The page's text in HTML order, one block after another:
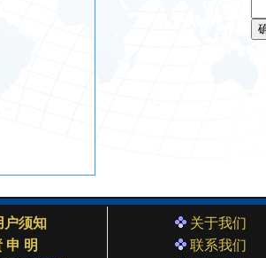
户须知
申 明
关于我们
联系我们